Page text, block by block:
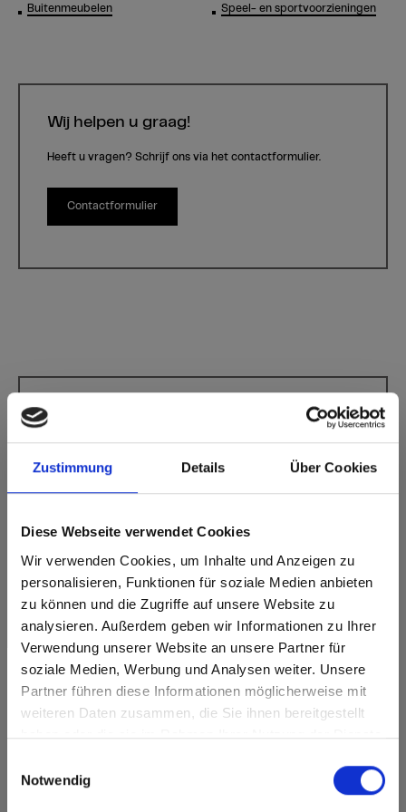
Zustimmung Details Über Cookies
Diese Webseite verwendet Cookies
Wir verwenden Cookies, um Inhalte und Anzeigen zu
personalisieren, Funktionen für soziale Medien anbieten
zu können und die Zugriffe auf unsere Website zu
analysieren. Außerdem geben wir Informationen zu Ihrer
Verwendung unserer Website an unsere Partner für
soziale Medien, Werbung und Analysen weiter. Unsere
Partner führen diese Informationen möglicherweise mit
weiteren Daten zusammen, die Sie ihnen bereitgestellt
haben oder die sie im Rahmen Ihrer Nutzung der Dienste
Notwendig
sr.modal is not closeable
Are you based in the Verenigde
Staten?
rest of the world!
Buitenmeubelen Speel- en sportvoorzieningen
Wij helpen u graag!
Heeft u vragen? Schrijf ons via het contactformulier.
Contactformulier
Dit decor is richtinggebonden (in de lengterichting). Houd hier
Productkenmerken
maken
Zeer weerbestendig Slagvast
Optimaal lichtecht Krasvast
Oplosmiddelbestendig
Oppervlaktekenmerken